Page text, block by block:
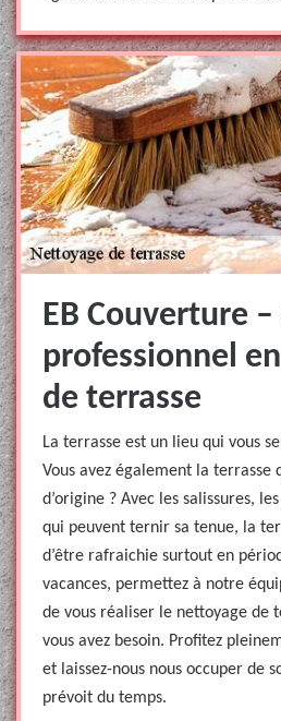
EB Couverture
professionnel
de terrasse
La terrasse est un lieu qui vous
Vous avez également la terrasse
d’origine ? Avec les salissures,
qui peuvent ternir sa tenue, la
d’être rafraichie surtout en
vacances, permettez à notre
de vous réaliser le nettoyage de
vous avez besoin. Profitez
et laissez-nous nous occuper de
prévoit du temps.